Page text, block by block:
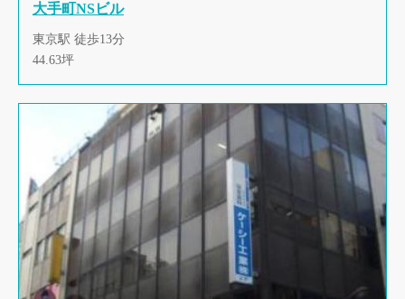
大手町NSビル
東京駅 徒歩13分
44.63坪